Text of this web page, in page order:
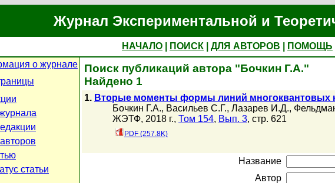
Журнал Экспериментальной и
НАЧАЛО ПОИСК ДЛЯ АВТОРОВ
ПОМОЩЬ
о журнале
статьи
Поиск публикаций автора "Бочкин Г.А."
Найдено 1
1. Вторые моменты формы линий многоквантовых
Бочкин Г.А., Васильев С.Г., Лазарев И.Д.,
ЖЭТФ, 2018 г., Том 154, Вып. 3, стр. 621
PDF (257.8K)
Название
Автор